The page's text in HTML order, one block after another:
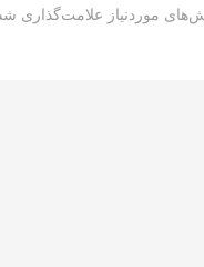
موردنیاز علامت‌گذاری